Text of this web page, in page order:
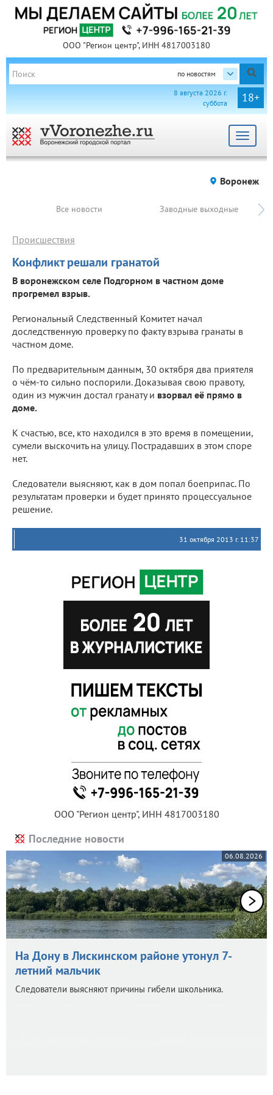
ООО "Регион центр", ИНН 4817003180
по новостям
18+
8 августа 2026 г.
суббота
Toggle
Воронеж
Все новости Заводные выходные
Конфликт решали гранатой
Происшествия
В воронежском селе Подгорном в частном доме
прогремел взрыв.
Региональный Следственный Комитет начал
доследственную проверку по факту взрыва гранаты в
частном доме.
По предварительным данным, 30 октября два приятеля
о чём-то сильно поспорили. Доказывая свою правоту,
один из мужчин достал гранату и взорвал её прямо в
доме.
К счастью, все, кто находился в это время в помещении,
сумели выскочить на улицу. Пострадавших в этом споре
нет.
Следователи выясняют, как в дом попал боеприпас. По
результатам проверки и будет принято процессуальное
решение.
31 октября 2013 г. 11:37
ООО "Регион центр", ИНН 4817003180
Последние новости
06.08.2026
На Дону в Лискинском районе утонул 7-
летний мальчик
Следователи выясняют причины гибели школьника.